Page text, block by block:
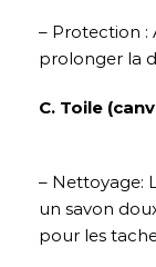
– Protection
prolonger la
C. Toile
– Nettoyage:
un savon
pour les